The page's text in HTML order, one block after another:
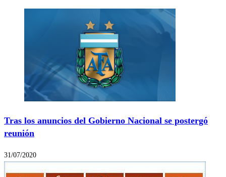
Tras los anuncios del Gobierno Nacional se postergó
reunión
31/07/2020